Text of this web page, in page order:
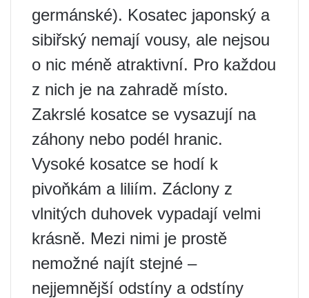
germánské). Kosatec japonský a
sibiřský nemají vousy, ale nejsou
o nic méně atraktivní. Pro každou
z nich je na zahradě místo.
Zakrslé kosatce se vysazují na
záhony nebo podél hranic.
Vysoké kosatce se hodí k
pivoňkám a liliím. Záclony z
vlnitých duhovek vypadají velmi
krásně. Mezi nimi je prostě
nemožné najít stejné –
nejjemnější odstíny a odstíny